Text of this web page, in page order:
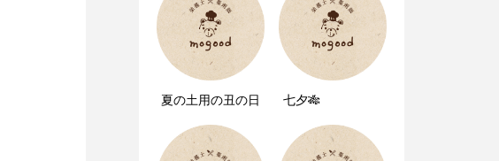
夏の土用の丑の日 七夕🎋